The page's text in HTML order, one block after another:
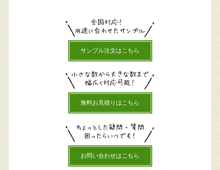
サンプル注文はこちら
無料お見積りはこちら
お問い合わせはこちら